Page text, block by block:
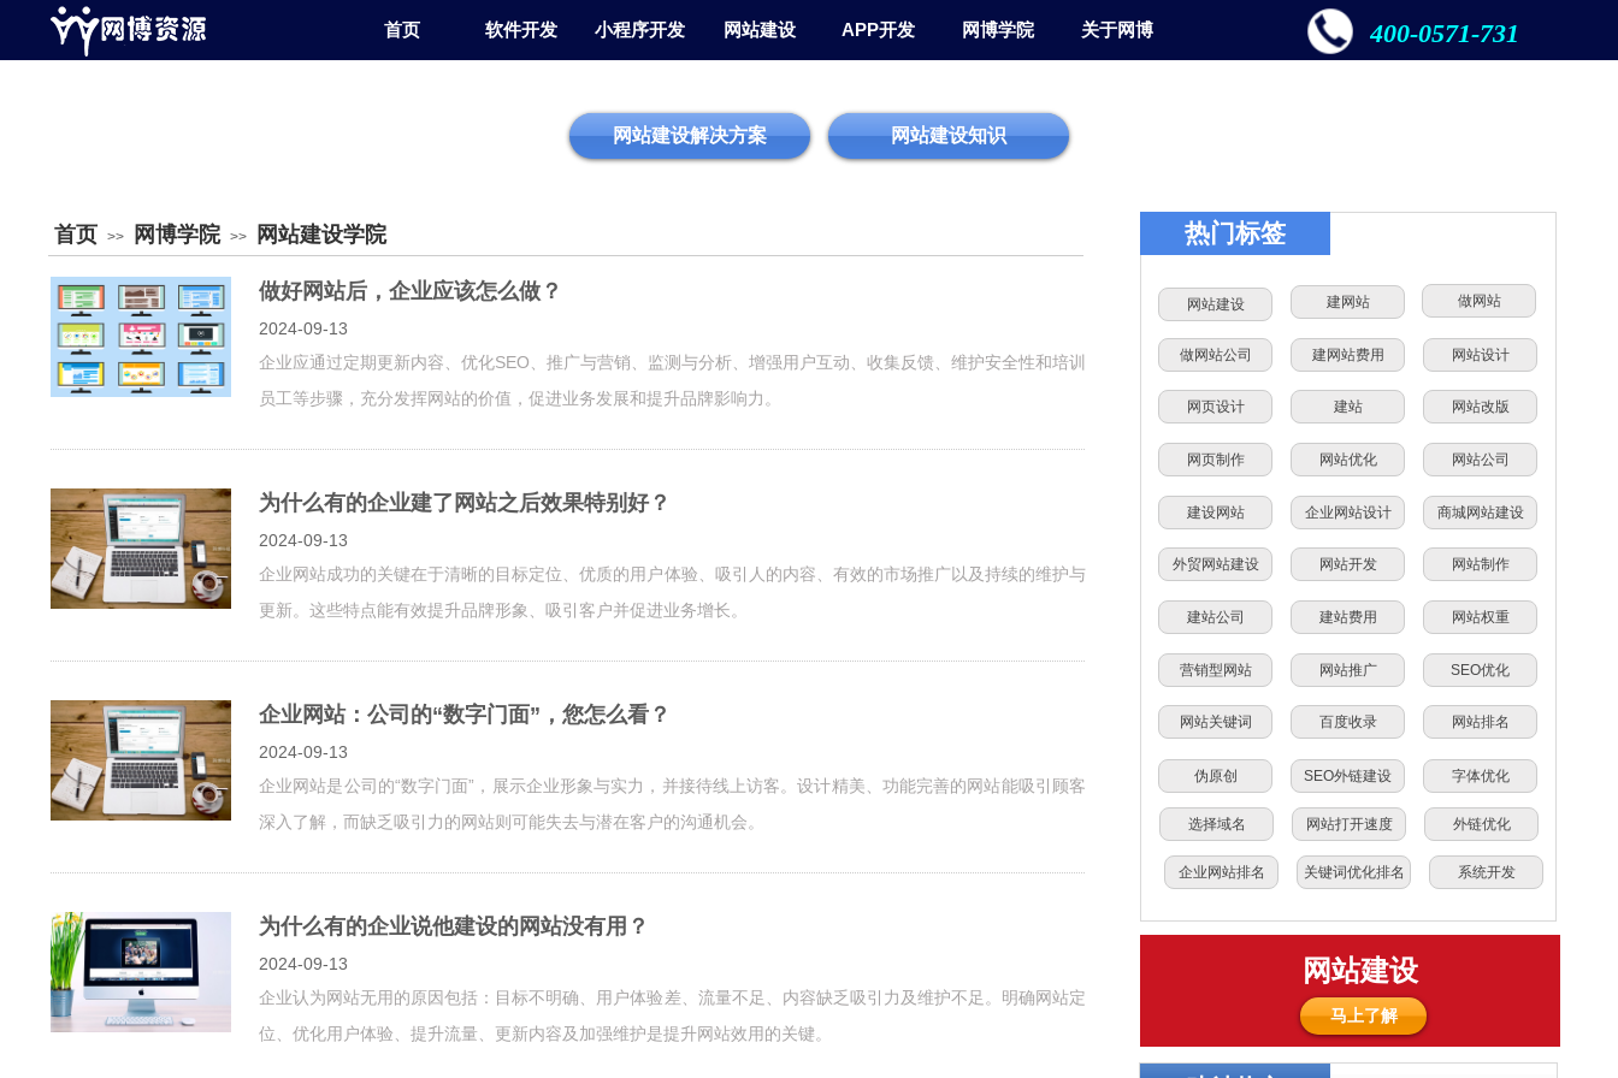
网站建设解决方案 网站建设知识
企业网站排名 关键词优化排名 系统开发
建网站费用
建网站
做网站公司
网页设计
网站建设
热门标签
建站
网页制作 网站优化
建设网站 企业网站设计
外贸网站建设 网站开发
建站公司 建站费用
营销型网站 网站推广
外链优化
网站关键词 百度收录
伪原创 SEO外链建设
网站打开速度
网站设计
网站改版
网站公司
商城网站建设
网站制作
网站权重
SEO优化
网站排名
字体优化
选择域名
做网站
首页 >> 网博学院 >> 网站建设学院
做好网站后，企业应该怎么做？
2024-09-13
企业应通过定期更新内容、优化SEO、推广与营销、监测与分析、增强用户互动、收集反馈、维护安全性和培训
员工等步骤，充分发挥网站的价值，促进业务发展和提升品牌影响力。
为什么有的企业建了网站之后效果特别好？
2024-09-13
企业网站成功的关键在于清晰的目标定位、优质的用户体验、吸引人的内容、有效的市场推广以及持续的维护与
更新。这些特点能有效提升品牌形象、吸引客户并促进业务增长。
企业网站：公司的“数字门面”，您怎么看？
2024-09-13
企业网站是公司的“数字门面”，展示企业形象与实力，并接待线上访客。设计精美、功能完善的网站能吸引顾客
深入了解，而缺乏吸引力的网站则可能失去与潜在客户的沟通机会。
为什么有的企业说他建设的网站没有用？
2024-09-13
企业认为网站无用的原因包括：目标不明确、用户体验差、流量不足、内容缺乏吸引力及维护不足。明确网站定
位、优化用户体验、提升流量、更新内容及加强维护是提升网站效用的关键。
马上了解
网站建设
400-0571-731
首页 软件开发 小程序开发 网站建设 APP开发 网博学院 关于网博